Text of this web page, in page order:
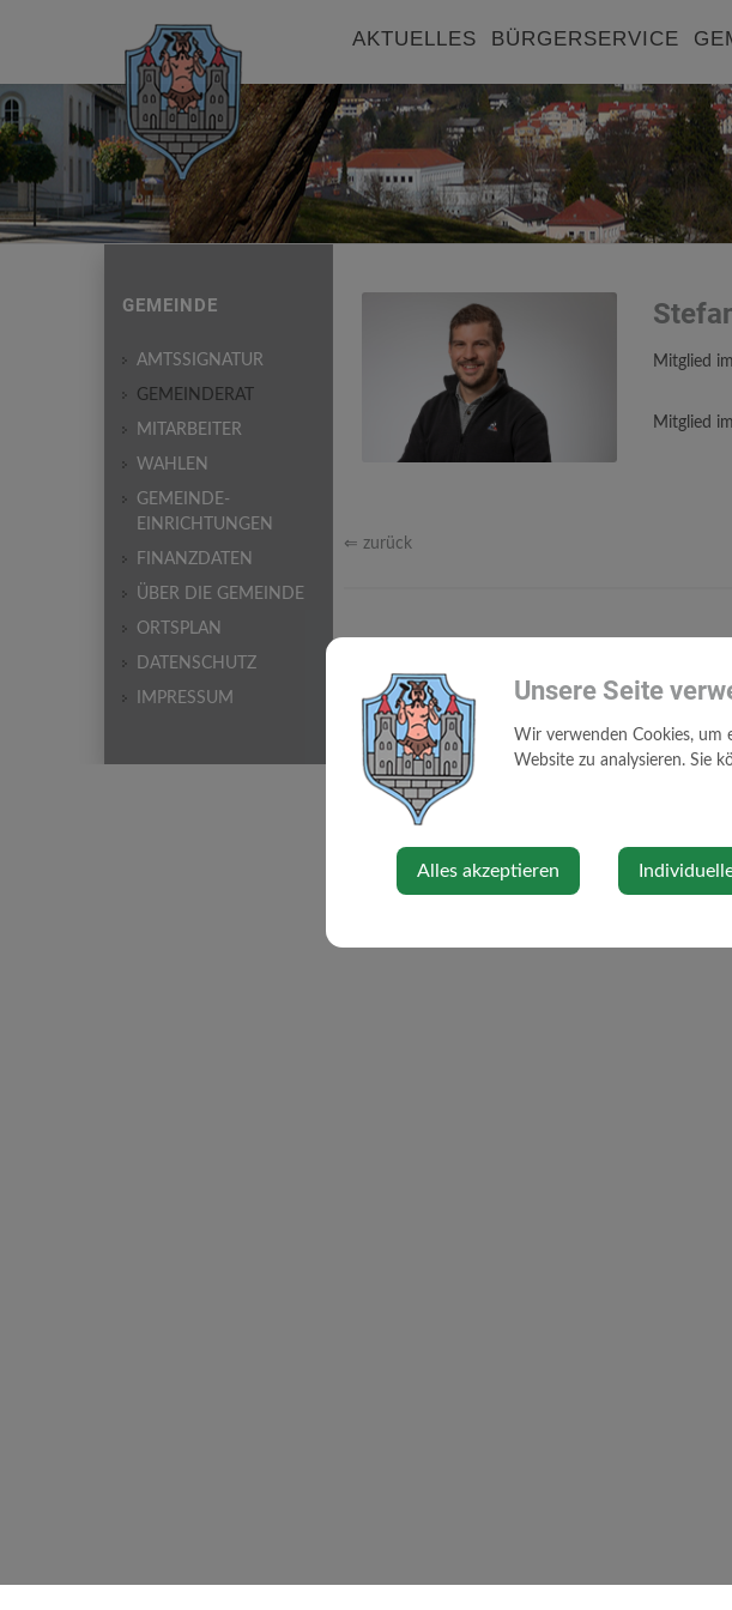
AKTUELLES BÜRGERSERVICE
Mitglied
Mitglied
⇐ zurück
GEMEINDE
AMTSSIGNATUR
GEMEINDERAT
MITARBEITER
WAHLEN
GEMEINDE-
EINRICHTUNGEN
FINANZDATEN
ÜBER DIE GEMEINDE
ORTSPLAN
DATENSCHUTZ
IMPRESSUM Unsere Seite
Wir verwenden Cookies, um
Website zu analysieren. Sie
Alles akzeptieren